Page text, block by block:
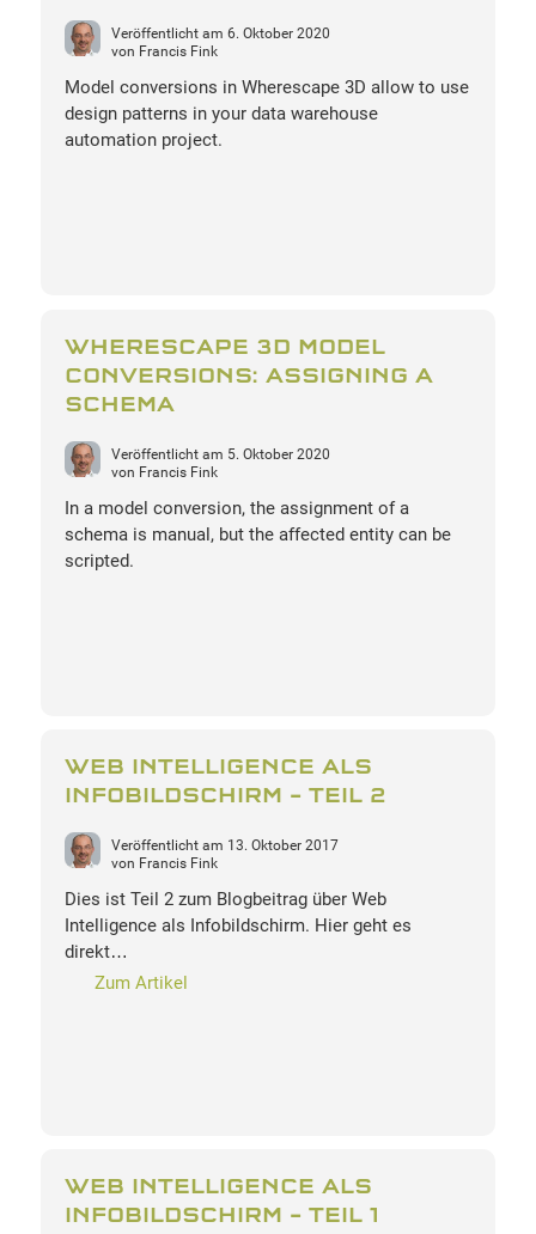
Veröffentlicht am 6. Oktober 2020
von Francis Fink
Model conversions in Wherescape 3D allow to use
design patterns in your data warehouse
automation project.
WHERESCAPE 3D MODEL
CONVERSIONS: ASSIGNING A
SCHEMA
Veröffentlicht am 5. Oktober 2020
von Francis Fink
In a model conversion, the assignment of a
schema is manual, but the affected entity can be
scripted.
WEB INTELLIGENCE ALS
INFOBILDSCHIRM – TEIL 2
Veröffentlicht am 13. Oktober 2017
von Francis Fink
Dies ist Teil 2 zum Blogbeitrag über Web
Intelligence als Infobildschirm. Hier geht es
direkt…
Zum Artikel
WEB INTELLIGENCE ALS
INFOBILDSCHIRM – TEIL 1